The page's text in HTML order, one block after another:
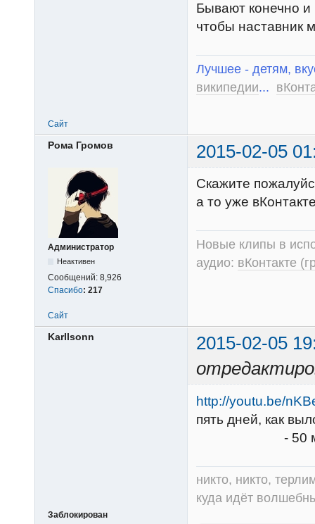
Бывают конечно и
чтобы наставник
Лучшее - детям,
википедии...
Сайт
Рома Громов 2015-02-05
Администратор
Неактивен
Сообщений: 8,926
Спасибо: 217
Скажите
а то уже
Новые клипы в
аудио: вКонтакте
Сайт
Karllsonn
2015-02-05
Заблокирован
http://youtu.be/
пять дней, как
- 50 минут
никто, никто,
куда идёт